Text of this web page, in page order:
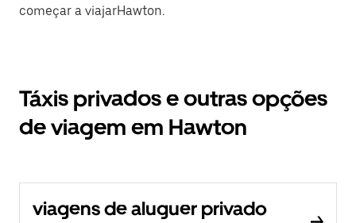
começar a viajarHawton.
Táxis privados e outras opções
de viagem em Hawton
viagens de aluguer privado